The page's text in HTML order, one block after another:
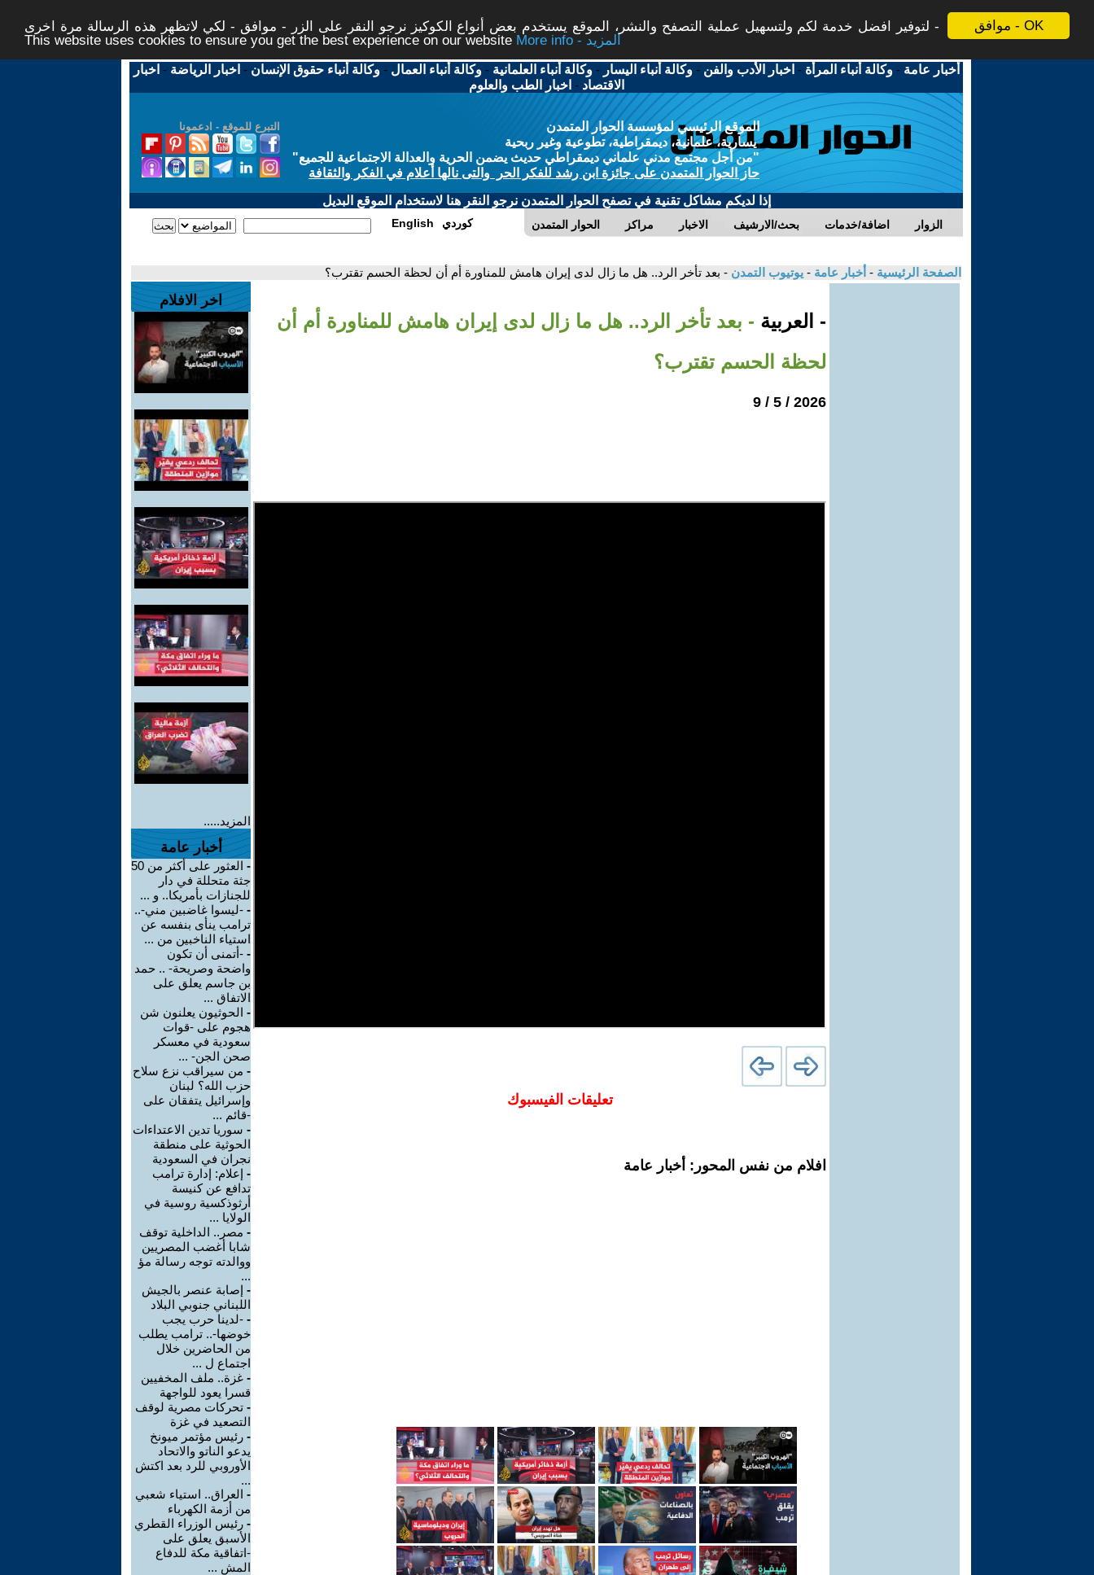
موافق - OK
لتوفير افضل خدمة لكم ولتسهيل عملية التصفح والنشر، الموقع يستخدم بعض أنواع الكوكيز نرجو النقر على الزر - موافق - لكي لاتظهر هذه الرسالة مرة اخرى -
This website uses cookies to ensure you get the best experience on our website
More info - المزيد
أخبار عامة -وكالة أنباء المرأة - اخبار الأدب والفن -وكالة أنباء اليسار -وكالة أنباء العلمانية -وكالة أنباء العمال -وكالة أنباء حقوق الإنسان - اخبار الرياضة - اخبار
الاقتصاد - اخبار الطب والعلوم
التبرع للموقع - ادعمونا
الموقع الرئيسي لمؤسسة الحوار المتمدن
يسارية، علمانية، ديمقراطية، تطوعية وغير ربحية
"من أجل مجتمع مدني علماني ديمقراطي حديث يضمن الحرية والعدالة الاجتماعية للجميع"
حاز الحوار المتمدن على جائزة ابن رشد للفكر الحر والتى نالها أعلام في الفكر والثقافة
إذا لديكم مشاكل تقنية في تصفح الحوار المتمدن نرجو النقر هنا لاستخدام الموقع البديل
الحوار المتمدن مراكز الاخبار بحث/الارشيف اضافة/خدمات الزوار English كوردي
الصفحة الرئيسية - أخبار عامة - يوتيوب التمدن - بعد تأخر الرد.. هل ما زال لدى إيران هامش للمناورة أم أن لحظة الحسم تقترب؟
- العربية - بعد تأخر الرد.. هل ما زال لدى إيران هامش للمناورة أم أن
لحظة الحسم تقترب؟
2026 / 5 / 9
تعليقات الفيسبوك
افلام من نفس المحور: أخبار عامة
اخر الافلام
المزيد.....
أخبار عامة
-
العثور على أكثر من 50
جثة متحللة في دار
للجنازات بأمريكا.. و ...
- -ليسوا غاضبين مني-..
ترامب ينأى بنفسه عن
استياء الناخبين من ...
- -أتمنى أن تكون
واضحة وصريحة- .. حمد
بن جاسم يعلق على
الاتفاق ...
- الحوثيون يعلنون شن
هجوم على -قوات
سعودية في معسكر
صحن الجن- ...
- من سيراقب نزع سلاح
حزب الله؟ لبنان
وإسرائيل يتفقان على
-قائم ...
- سوريا تدين الاعتداءات
الحوثية على منطقة
نجران في السعودية
- إعلام: إدارة ترامب
تدافع عن كنيسة
أرثوذكسية روسية في
الولايا ...
- مصر.. الداخلية توقف
شابا أغضب المصريين
ووالدته توجه رسالة مؤ
...
- إصابة عنصر بالجيش
اللبناني جنوبي البلاد
- -لدينا حرب يجب
خوضها-.. ترامب يطلب
من الحاضرين خلال
اجتماع ل ...
- غزة.. ملف المخفيين
قسرا يعود للواجهة
- تحركات مصرية لوقف
التصعيد في غزة
- رئيس مؤتمر ميونخ
يدعو الناتو والاتحاد
الأوروبي للرد بعد اكتش
...
- العراق.. استياء شعبي
من أزمة الكهرباء
- رئيس الوزراء القطري
الأسبق يعلق على
-اتفاقية مكة للدفاع
المش ...